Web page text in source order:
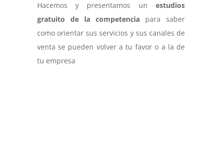
Hacemos y presentamos unestudios
gratuito de la competencia para saber
como orientar sus servicios y sus canales de
venta se pueden volver a tu favor o a la de
tu empresa